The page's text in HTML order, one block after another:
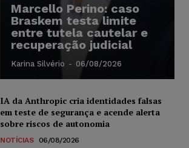
Marcello Perino: caso
Braskem testa limite
entre tutela cautelar e
recuperação judicial
Karina Silvério - 06/08/2026
IA da Anthropic cria identidades falsas
em teste de segurança e acende alerta
sobre riscos de autonomia
NOTÍCIAS 06/08/2026